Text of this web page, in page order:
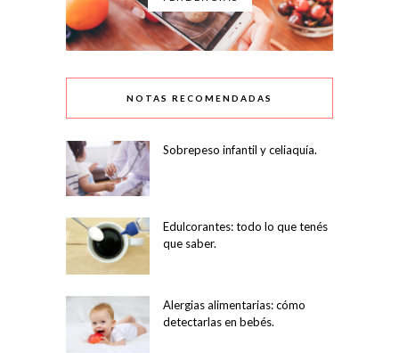
NOTAS RECOMENDADAS
Sobrepeso infantil y celiaquía.
Edulcorantes: todo lo que tenés
que saber.
Alergias alimentarias: cómo
detectarlas en bebés.